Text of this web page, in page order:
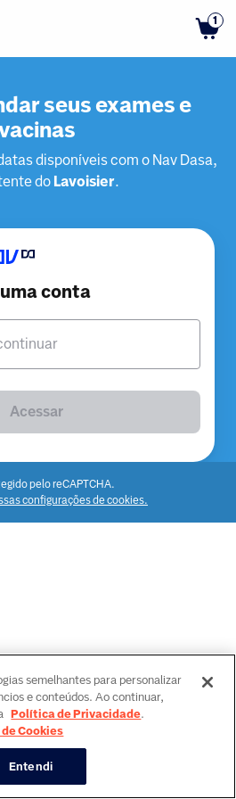
1
seus exames e
disponíveis com o Nav Dasa,
do Lavoisier.
conta
Acessar
pelo reCAPTCHA.
configurações de cookies.
semelhantes para personalizar
e conteúdos. Ao continuar,
Política de Privacidade.
Cookies
Entendi